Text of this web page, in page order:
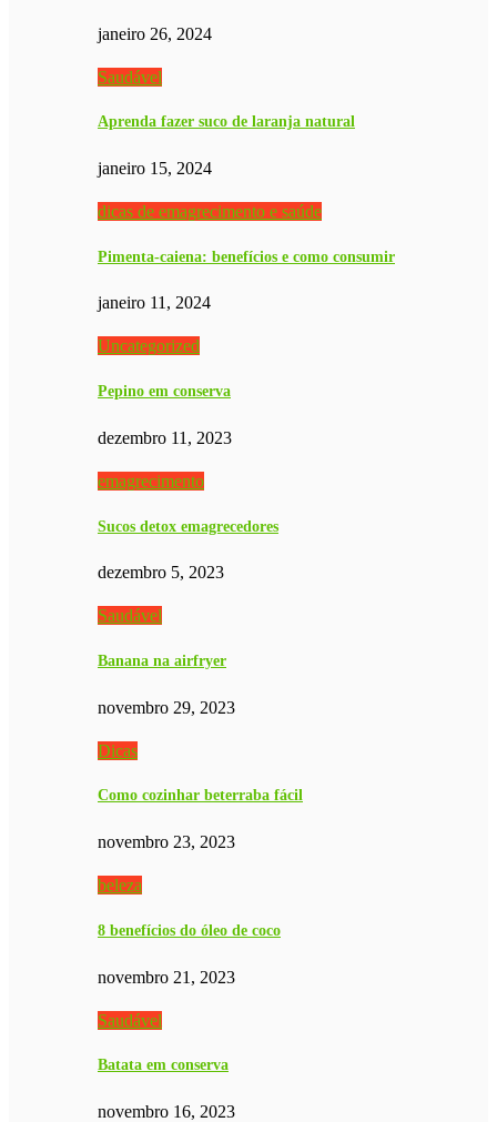
janeiro 26, 2024
Saudável
Aprenda fazer suco de laranja natural
janeiro 15, 2024
dicas de emagrecimento e saúde
Pimenta-caiena: benefícios e como consumir
janeiro 11, 2024
Uncategorized
Pepino em conserva
dezembro 11, 2023
emagrecimento
Sucos detox emagrecedores
dezembro 5, 2023
Saudável
Banana na airfryer
novembro 29, 2023
Dicas
Como cozinhar beterraba fácil
novembro 23, 2023
beleza
8 benefícios do óleo de coco
novembro 21, 2023
Saudável
Batata em conserva
novembro 16, 2023